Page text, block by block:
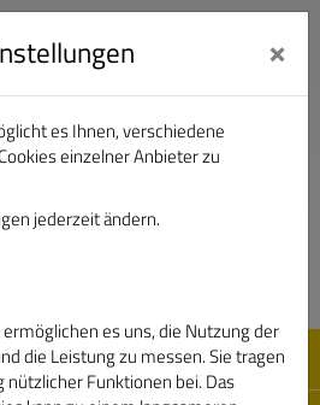
Sportjournalisten e.V.
×
es Ihnen, verschiedene
einzelner Anbieter zu
jederzeit ändern.
es uns, die Nutzung der
die Leistung zu messen. Sie tragen
Funktionen bei. Das